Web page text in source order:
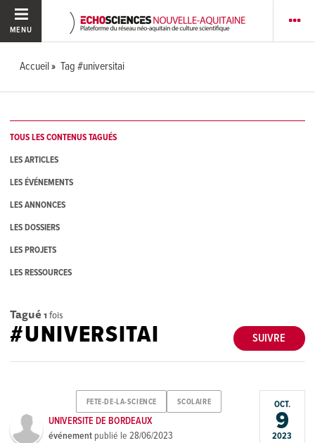
MENU
Accueil Tag #universitai
TOUS LES CONTENUS TAGUÉS
LES ARTICLES
LES ÉVÉNEMENTS
LES ANNONCES
LES DOSSIERS
LES PROJETS
LES RESSOURCES
Tagué 1 fois
SUIVRE
#UNIVERSITAI
FETE-DE-LA-SCIENCE SCOLAIRE
UNIVERSITE DE BORDEAUX
événement publié le28/06/2023
OCT.
9
2023